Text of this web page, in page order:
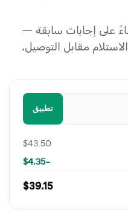
على إجابات سابقة —
مقابل التوصيل.
تطبيق
$43.50
−$4.35
$39.15